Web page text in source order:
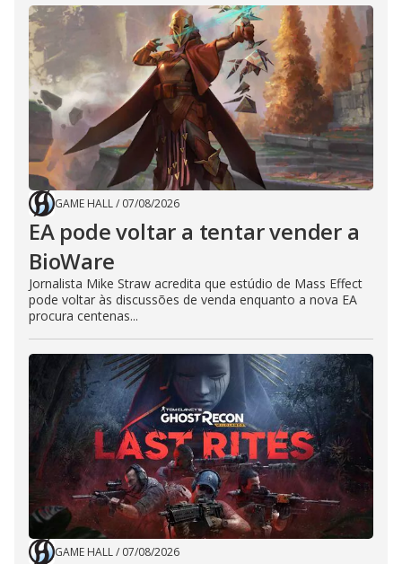
GAME HALL/ 07/08/2026
EA pode voltar a tentar vender a
BioWare
Jornalista Mike Straw acredita que estúdio de Mass Effect
pode voltar às discussões de venda enquanto a nova EA
procura centenas...
GAME HALL/ 07/08/2026